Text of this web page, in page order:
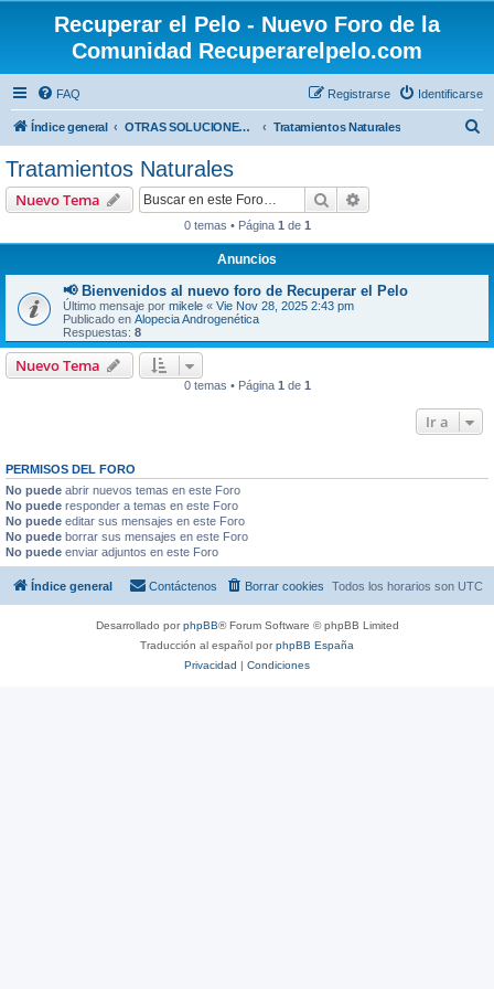
Recuperar el Pelo - Nuevo Foro de la
Comunidad Recuperarelpelo.com
FAQ Identificarse
Registrarse
Índice general OTRAS SOLUCIONES (NO MÉDICAS, NO QUIRÚRGICAS) Tratamientos Naturales
Tratamientos Naturales
Nuevo Tema Buscar
0 temas • Página 1 de 1
Anuncios
📢 Bienvenidos al nuevo foro de Recuperar el Pelo
Último mensaje por mikele « Vie Nov 28, 2025 2:43 pm
Publicado en Alopecia Androgenética
Respuestas: 8
Nuevo Tema
0 temas • Página 1 de 1
Ir a
PERMISOS DEL FORO
No puede abrir nuevos temas en este Foro
No puede responder a temas en este Foro
No puede editar sus mensajes en este Foro
No puede borrar sus mensajes en este Foro
No puede enviar adjuntos en este Foro
Índice general Todos los horarios son UTC
Borrar cookies
Contáctenos
Desarrollado porphpBB® Forum Software © phpBB Limited
Traducción al español porphpBB España
Privacidad | Condiciones